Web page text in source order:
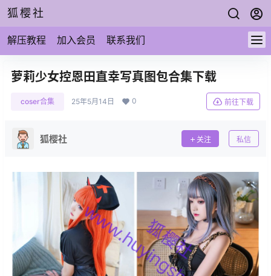
狐樱社
解压教程 加入会员 联系我们
萝莉少女控恩田直幸写真图包合集下载
coser合集 25年5月14日 0 前往下载
狐樱社 关注 私信